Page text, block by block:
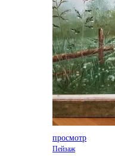
просмотр
Пейзаж